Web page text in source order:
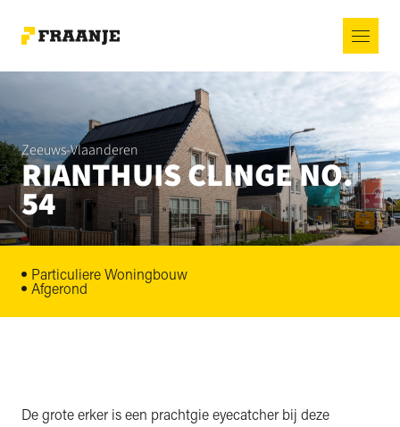
Zeeuws-Vlaanderen
RIANTHUIS CLINGE NO.
54
Particuliere Woningbouw
Afgerond
De grote erker is een prachtgie eyecatcher bij deze